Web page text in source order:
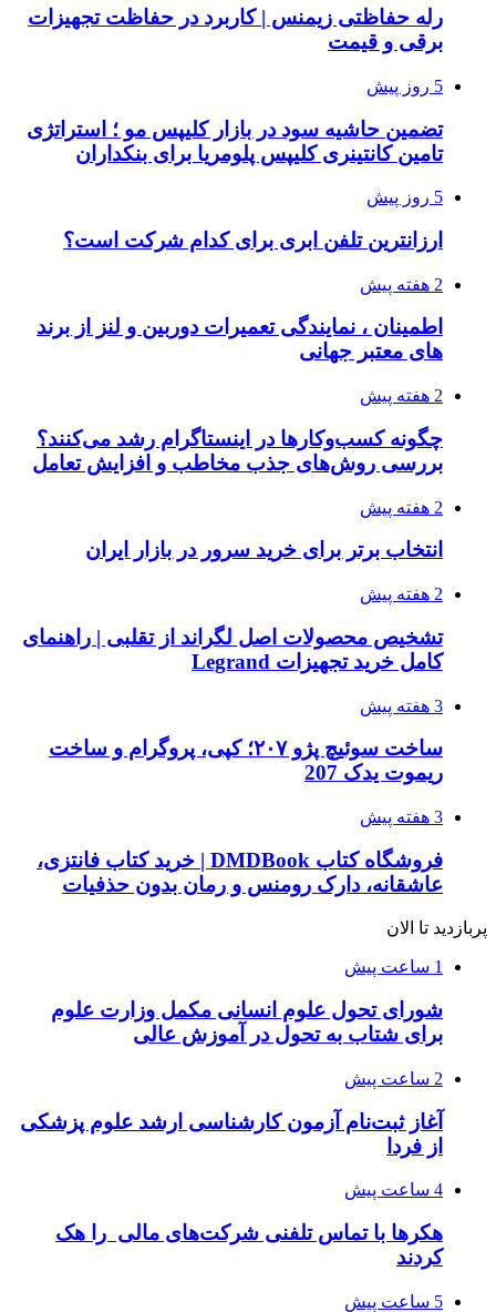
رله حفاظتی زیمنس | کاربرد در حفاظت تجهیزات
برقی و قیمت
5 روز پیش
تضمین حاشیه سود در بازار کلیپس مو ؛ استراتژی
تامین کانتینری کلیپس پلومریا برای بنکداران
5 روز پیش
ارزانترین تلفن ابری برای کدام شرکت است؟
2 هفته پیش
اطمینان ، نمایندگی تعمیرات دوربین و لنز از برند
های معتبر جهانی
2 هفته پیش
چگونه کسب‌وکارها در اینستاگرام رشد می‌کنند؟
بررسی روش‌های جذب مخاطب و افزایش تعامل
2 هفته پیش
انتخاب برتر برای خرید سرور در بازار ایران
2 هفته پیش
تشخیص محصولات اصل لگراند از تقلبی | راهنمای
کامل خرید تجهیزات Legrand
3 هفته پیش
ساخت سوئیچ پژو ۲۰۷؛ کپی، پروگرام و ساخت
ریموت یدک 207
3 هفته پیش
فروشگاه کتاب DMDBook | خرید کتاب فانتزی،
عاشقانه، دارک رومنس و رمان بدون حذفیات
پربازدید تا الان
1 ساعت پیش
شورای تحول علوم انسانی مکمل وزارت علوم
برای شتاب به تحول در آموزش عالی
2 ساعت پیش
آغاز ثبت‌نام‌ آزمون کارشناسی ارشد علوم پزشکی
از فردا
4 ساعت پیش
هکرها با تماس تلفنی شرکت‌های مالی را هک
کردند
5 ساعت پیش